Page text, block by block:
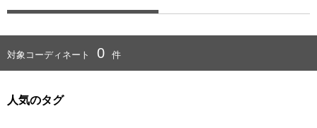
対象コーディネート 0 件
人気のタグ